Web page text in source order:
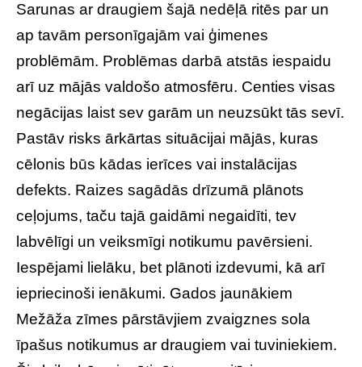
Sarunas ar draugiem šajā nedēļā ritēs par un
ap tavām personīgajām vai ģimenes
problēmām. Problēmas darbā atstās iespaidu
arī uz mājās valdošo atmosfēru. Centies visas
negācijas laist sev garām un neuzsūkt tās sevī.
Pastāv risks ārkārtas situācijai mājās, kuras
cēlonis būs kādas ierīces vai instalācijas
defekts. Raizes sagādās drīzumā plānots
ceļojums, taču tajā gaidāmi negaidīti, tev
labvēlīgi un veiksmīgi notikumu pavērsieni.
Iespējami lielāku, bet plānoti izdevumi, kā arī
iepriecinoši ienākumi. Gados jaunākiem
Mežāža zīmes pārstāvjiem zvaigznes sola
īpašus notikumus ar draugiem vai tuviniekiem.